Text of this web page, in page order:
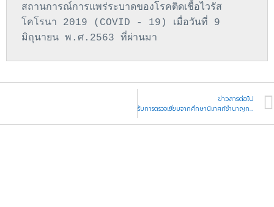
สถานการณ์การแพร่ระบาดของโรคติดเชื้อไวรัส
โคโรนา 2019 (COVID - 19) เมื่อวันที่ 9
มิถุนายน พ.ศ.2563 ที่ผ่านมา
ข่าวสารต่อไป
รับการตรวจเยี่ยมจากศึกษานิเทศก์ชำนาญการ